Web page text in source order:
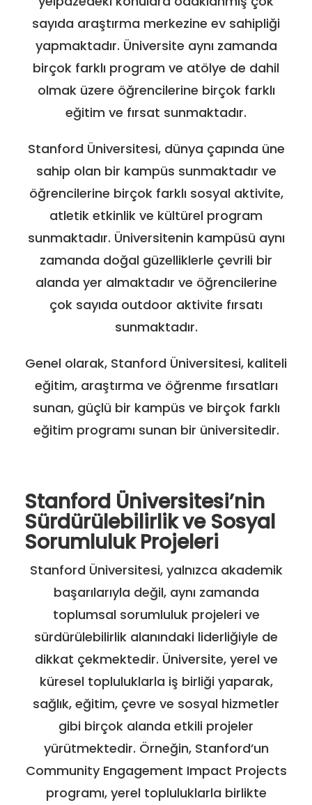
sayıda araştırma merkezine ev sahipliği
yapmaktadır. Üniversite aynı zamanda
birçok farklı program ve atölye de dahil
olmak üzere öğrencilerine birçok farklı
eğitim ve fırsat sunmaktadır.
Stanford Üniversitesi, dünya çapında üne
sahip olan bir kampüs sunmaktadır ve
öğrencilerine birçok farklı sosyal aktivite,
atletik etkinlik ve kültürel program
sunmaktadır. Üniversitenin kampüsü aynı
zamanda doğal güzelliklerle çevrili bir
alanda yer almaktadır ve öğrencilerine
çok sayıda outdoor aktivite fırsatı
sunmaktadır.
Genel olarak, Stanford Üniversitesi, kaliteli
eğitim, araştırma ve öğrenme fırsatları
sunan, güçlü bir kampüs ve birçok farklı
eğitim programı sunan bir üniversitedir.
Stanford Üniversitesi’nin
Sürdürülebilirlik ve Sosyal
Sorumluluk Projeleri
Stanford Üniversitesi, yalnızca akademik
başarılarıyla değil, aynı zamanda
toplumsal sorumluluk projeleri ve
sürdürülebilirlik alanındaki liderliğiyle de
dikkat çekmektedir. Üniversite, yerel ve
küresel topluluklarla iş birliği yaparak,
sağlık, eğitim, çevre ve sosyal hizmetler
gibi birçok alanda etkili projeler
yürütmektedir. Örneğin, Stanford’un
Community Engagement Impact Projects
programı, yerel topluluklarla birlikte